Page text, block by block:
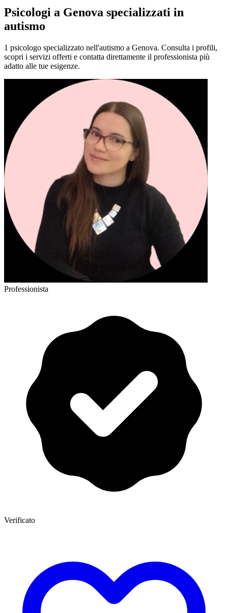
Psicologi a Genova specializzati in
autismo
1 psicologo specializzato nell'autismo a Genova. Consulta i profili,
scopri i servizi offerti e contatta direttamente il professionista più
adatto alle tue esigenze.
Professionista
Verificato